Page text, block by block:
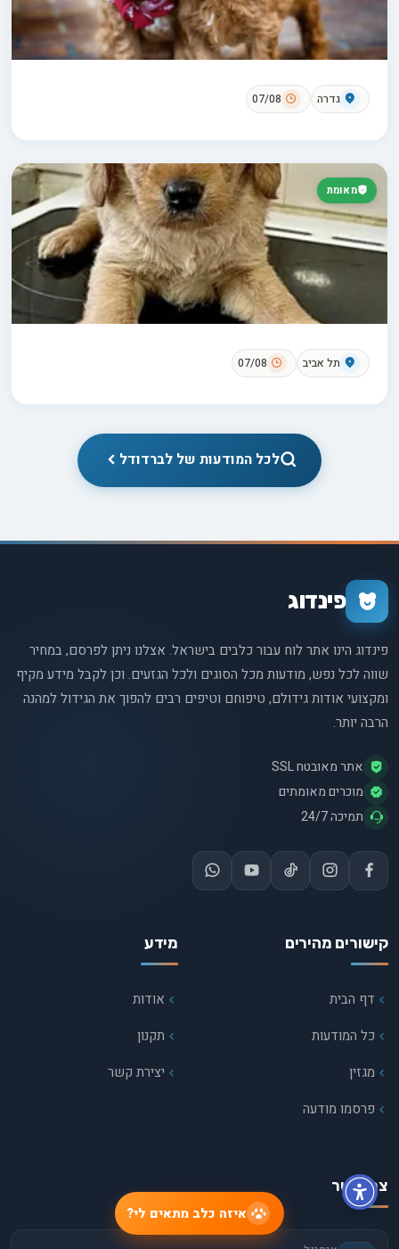
גדרה 07/08
מאומת
תל אביב 07/08
לכל המודעות של לברדודל
פינדוג
פינדוג הינו אתר לוח עבור כלבים בישראל. אצלנו ניתן לפרסם, במחיר
שווה לכל נפש, מודעות מכל הסוגים ולכל הגזעים. וכן לקבל מידע מקיף
ומקצועי אודות גידולם, טיפוחם וטיפים רבים להפוך את הגידול למהנה
הרבה יותר.
אתר מאובטח SSL
מוכרים מאומתים
תמיכה 24/7
קישורים מהירים
דף הבית
כל המודעות
מגזין
פרסמו מודעה
מידע
אודות
תקנון
יצירת קשר
צרו קשר
איזה כלב מתאים לי?